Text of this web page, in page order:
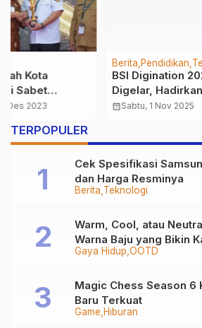
Teknologi
BSI Digination 2025 Siap
Digelar, Hadirkan
Peluang Nyata di
calendar_monthSabtu, 1 Nov 2025
G42
Lagi
calendar_month
TERPOPULER
Berita Teknologi
Cek Spesifikasi
dan Harga Resminya
Gaya Hidup OOTD
Warm, Cool, atau
Warna Baju yang Bikin
Out
Game Hiburan
Magic Chess Season 6
Baru Terkuat